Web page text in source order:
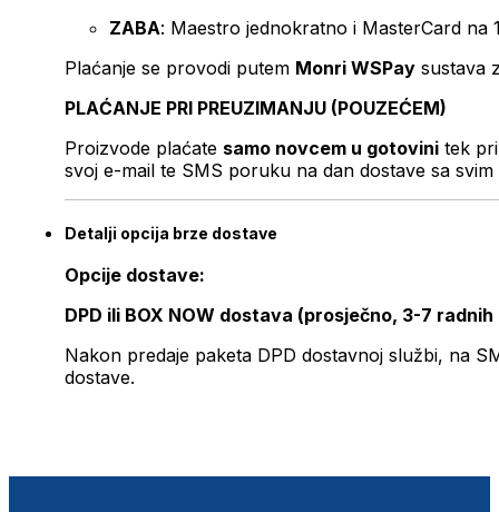
ZABA: Maestro jednokratno i MasterCard na
Plaćanje se provodi putem Monri WSPay sustava
PLAĆANJE PRI PREUZIMANJU (POUZEĆEM)
Proizvode plaćate samo novcem u gotovini tek
svoj e-mail te SMS poruku na dan dostave sa svim
Detalji opcija brze dostave
Opcije dostave:
DPD ili BOX NOW dostava (prosječno, 3-7 radnih
Nakon predaje paketa DPD dostavnoj službi, na
dostave.